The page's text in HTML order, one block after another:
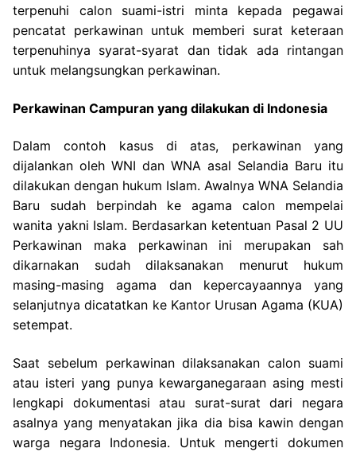
terpenuhi calon suami-istri minta kepada pegawai
pencatat perkawinan untuk memberi surat keteraan
terpenuhinya syarat-syarat dan tidak ada rintangan
untuk melangsungkan perkawinan.
Perkawinan Campuran yang dilakukan di Indonesia
Dalam contoh kasus di atas, perkawinan yang
dijalankan oleh WNI dan WNA asal Selandia Baru itu
dilakukan dengan hukum Islam. Awalnya WNA Selandia
Baru sudah berpindah ke agama calon mempelai
wanita yakni Islam. Berdasarkan ketentuan Pasal 2 UU
Perkawinan maka perkawinan ini merupakan sah
dikarnakan sudah dilaksanakan menurut hukum
masing-masing agama dan kepercayaannya yang
selanjutnya dicatatkan ke Kantor Urusan Agama (KUA)
setempat.
Saat sebelum perkawinan dilaksanakan calon suami
atau isteri yang punya kewarganegaraan asing mesti
lengkapi dokumentasi atau surat-surat dari negara
asalnya yang menyatakan jika dia bisa kawin dengan
warga negara Indonesia. Untuk mengerti dokumen